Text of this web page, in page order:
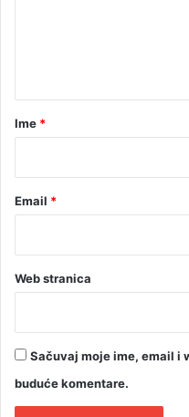
a
rIme *
Email *
Web stranica
Sačuvaj moje ime, email i
buduće komentare.